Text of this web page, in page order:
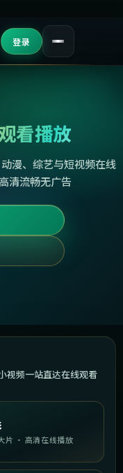
登录
看播放
漫、综艺与短视频在线
清流畅无广告
视频一站直达在线观看
片 · 高清在线播放